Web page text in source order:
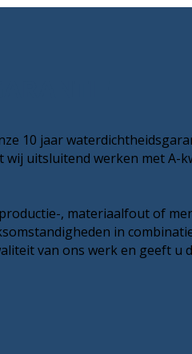
10 jaar
uitsluitend werken met A-
, materiaalfout of
in
van ons werk en geeft u